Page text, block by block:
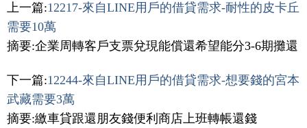
上一篇:12217-來自LINE用戶的借貸需求-耐性的皮卡丘
需要10萬
摘要:企業周轉客戶支票兌現能償還希望能分3-6期攤還
下一篇:12244-來自LINE用戶的借貸需求-想要錢的宮本
武藏需要3萬
摘要:繳車貸跟還朋友錢便利商店上班轉帳還錢